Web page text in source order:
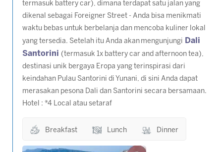
termasuk battery car), dimana terdapat satu jalan yang
dikenal sebagai Foreigner Street - Anda bisa menikmati
waktu bebas untuk berbelanja dan mencoba kuliner lokal
yang tersedia. Setelah itu Anda akan mengunjungi
Dali
Santorini (termasuk 1x battery car and afternoon tea),
destinasi unik bergaya Eropa yang terinspirasi dari
keindahan Pulau Santorini di Yunani, di sini Anda dapat
merasakan pesona Dali dan Santorini secara bersamaan.
Hotel : *4 Local atau setaraf
Breakfast Lunch Dinner